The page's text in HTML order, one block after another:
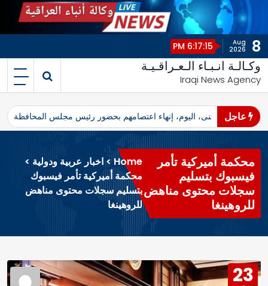
i
t
8
Aug
2026
6:17:15 PM
وكـالـة انـبـاء الـعـراقـيـة
Iraqi News Agency
عاجل
محافظ المثنى، اليوم، إنهاء اعتصامهم بحضور رئيس مجلس المحافظة
محكمة أميركية تأمر
فيسبوك بتسليم
سجلات محتوى مناهض
للروهينغا
Home
>اخبار عربية ودولية >
محكمة أميركية تأمر فيسبوك
بتسليم سجلات محتوى مناهض
للروهينغا
23